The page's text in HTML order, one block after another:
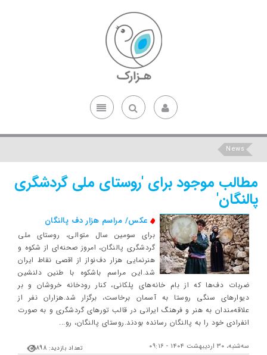
News
مطالب موجود برای 'روستای ملی گردشگری
پالنگان'
عکس/ مراسم هزار دف پالنگان
برای سومین سال متوالی، روستای ملی
گردشگری پالنگان، امروز صحنه‌ای از شکوه و
هنرنمایی هزار دف‌نواز از اقصی نقاط ایران
شد.این مراسم باشکوه با طنین دلنشین
ضربات دف‌ها که از بام خانه‌های پلکانی، کنار رودخانه خروشان و بر
دیوارهای سنگی روستا به آسمان برخاست، برگزار شد.هزاران نفر از
علاقه‌مندان به هنر و فرهنگ ایرانی در قالب تورهای گردشگری و به صورت
انفرادی خود را به پالنگان رسانده بودند.روستای پالنگان، رو...
ﺳﻪشنبه، ۳۰ اردیبهشت ۱۴۰۴ - ۰۹:۱۶ تعداد بازدید: 4898